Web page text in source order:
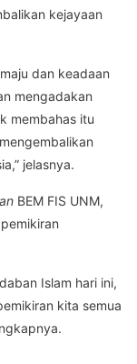
kejayaan
dan keadaan
mengadakan
membahas itu
jelasnya.
BEM FIS UNM,
Islam hari ini,
kita semua